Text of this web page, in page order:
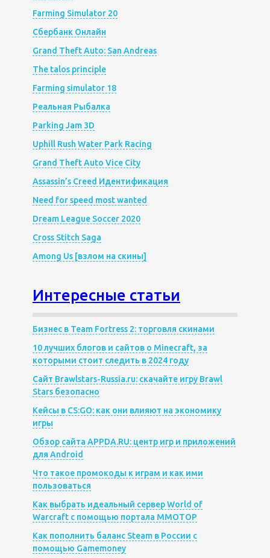
Farming Simulator 20
Сбербанк Онлайн
Grand Theft Auto: San Andreas
The talos principle
Farming simulator 18
Реальная Рыбалка
Parking Jam 3D
Uphill Rush Water Park Racing
Grand Theft Auto Vice City
Assassin’s Creed Идентификация
Need for speed most wanted
Dream League Soccer 2020
Cross Stitch Saga
Among Us [взлом на скины]
Интересные статьи
Бизнес в Team Fortress 2: торговля скинами
10 лучших блогов и сайтов о Minecraft, за
которыми стоит следить в 2024 году
Сайт Brawlstars-Russia.ru: скачайте игру Brawl
Stars безопасно
Кейсы в CS:GO: как они влияют на экономику
игры
Обзор сайта APPDA.RU: центр игр и приложений
для Android
Что такое промокоды к играм и как ими
пользоваться
Как выбрать идеальный сервер World of
Warcraft с помощью портала MMOTOP
Как пополнить баланс Steam в России с
помощью Gamemoney